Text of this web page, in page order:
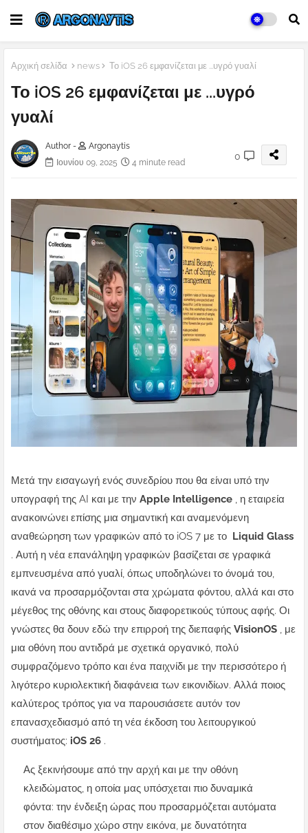
Αρχική σελίδα news Το iOS 26 εμφανίζεται με ...υγρό γυαλί
Το iOS 26 εμφανίζεται με ...υγρό
γυαλί
Author -
Argonaytis
Ιουνίου 09, 2025
4 minute read
0
Μετά την εισαγωγή ενός συνεδρίου που θα είναι υπό την
υπογραφή της AI και με την Apple Intelligence , η εταιρεία
ανακοινώνει επίσης μια σημαντική και αναμενόμενη
αναθεώρηση των γραφικών από το iOS 7 με το Liquid Glass
. Αυτή η νέα επανάληψη γραφικών βασίζεται σε γραφικά
εμπνευσμένα από γυαλί, όπως υποδηλώνει το όνομά του,
ικανά να προσαρμόζονται στα χρώματα φόντου, αλλά και στο
μέγεθος της οθόνης και στους διαφορετικούς τύπους αφής. Οι
γνώστες θα δουν εδώ την επιρροή της διεπαφής VisionOS , με
μια οθόνη που αντιδρά με σχετικά οργανικό, πολύ
συμφραζόμενο τρόπο και ένα παιχνίδι με την περισσότερο ή
λιγότερο κυριολεκτική διαφάνεια των εικονιδίων. Αλλά ποιος
καλύτερος τρόπος για να παρουσιάσετε αυτόν τον
επανασχεδιασμό από τη νέα έκδοση του λειτουργικού
συστήματος: iOS 26 .
Ας ξεκινήσουμε από την αρχή και με την οθόνη
κλειδώματος, η οποία μας υπόσχεται πιο δυναμικά
φόντα: την ένδειξη ώρας που προσαρμόζεται αυτόματα
στον διαθέσιμο χώρο στην εικόνα, με δυνατότητα